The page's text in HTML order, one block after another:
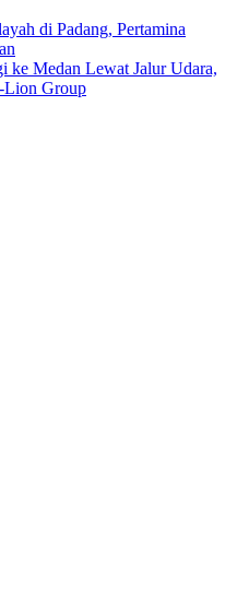
di Padang, Pertamina
ke Medan Lewat Jalur Udara,
Lion Group